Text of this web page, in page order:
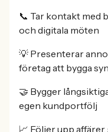
📞 Tar kontakt med
och digitala möten
💡 Presenterar
företag att bygga
🤝 Bygger
egen kundportfölj
📈 Följer upp